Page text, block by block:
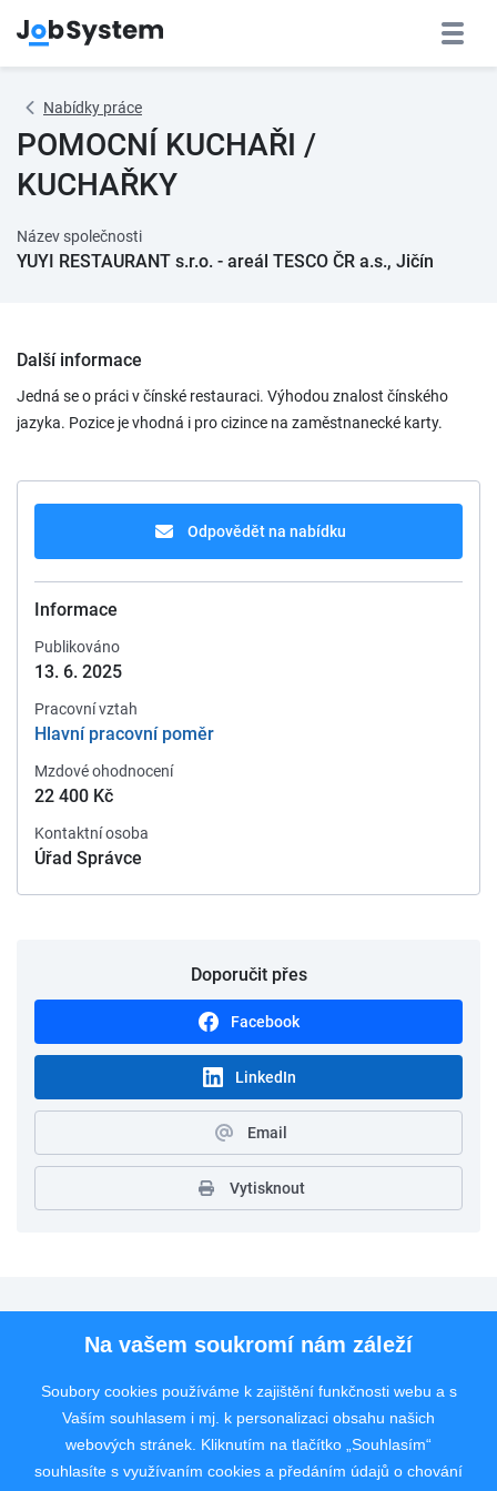
Nabídky práce
POMOCNÍ KUCHAŘI /
KUCHAŘKY
Název společnosti
YUYI RESTAURANT s.r.o. - areál TESCO ČR a.s., Jičín
Další informace
Jedná se o práci v čínské restauraci. Výhodou znalost čínského
jazyka. Pozice je vhodná i pro cizince na zaměstnanecké karty.
Odpovědět na nabídku
Informace
Publikováno
13. 6. 2025
Pracovní vztah
Hlavní pracovní poměr
Mzdové ohodnocení
22 400 Kč
Kontaktní osoba
Úřad Správce
Doporučit přes
Facebook
LinkedIn
Email
Vytisknout
Pro uchazeče
Rychlý kontakt
Na vašem soukromí nám záleží
Soubory cookies používáme k zajištění funkčnosti webu a s
Vaším souhlasem i mj. k personalizaci obsahu našich
webových stránek. Kliknutím na tlačítko „Souhlasím“
souhlasíte s využívaním cookies a předáním údajů o chování